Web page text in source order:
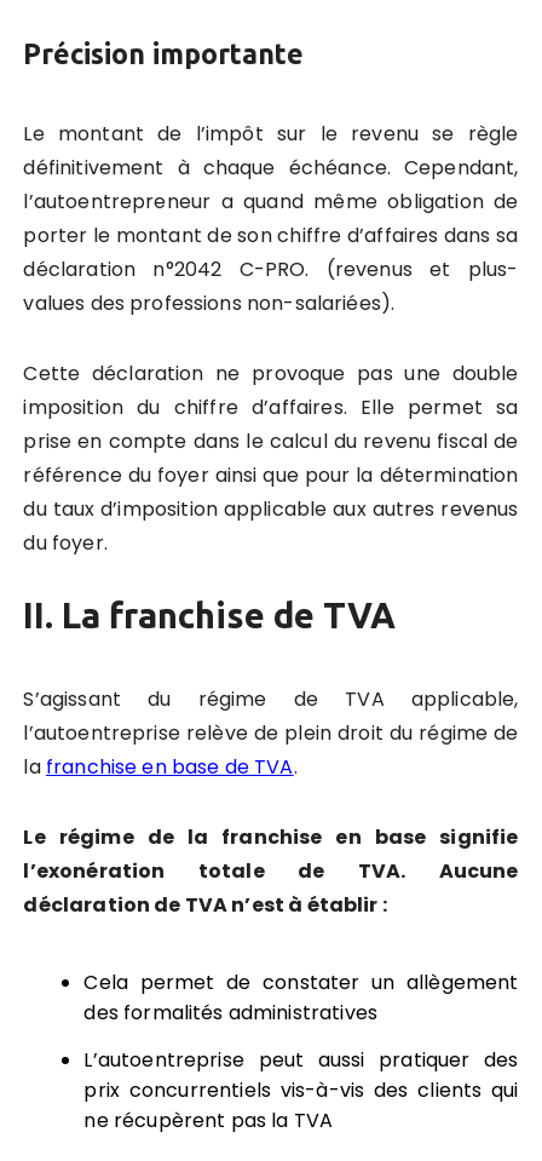
Précision importante
Le montant de l’impôt sur le revenu se règle
définitivement à chaque échéance. Cependant,
l’autoentrepreneur a quand même obligation de
porter le montant de son chiffre d’affaires dans sa
déclaration n°2042 C-PRO. (revenus et plus-
values des professions non-salariées).
Cette déclaration ne provoque pas une double
imposition du chiffre d’affaires. Elle permet sa
prise en compte dans le calcul du revenu fiscal de
référence du foyer ainsi que pour la détermination
du taux d’imposition applicable aux autres revenus
du foyer.
II. La franchise de TVA
S’agissant du régime de TVA applicable,
l’autoentreprise relève de plein droit du régime de
la franchise en base de TVA.
Le régime de la franchise en base signifie
l’exonération totale de TVA. Aucune
déclaration de TVA n’est à établir :
Cela permet de constater un allègement
des formalités administratives
L’autoentreprise peut aussi pratiquer des
prix concurrentiels vis-à-vis des clients qui
ne récupèrent pas la TVA